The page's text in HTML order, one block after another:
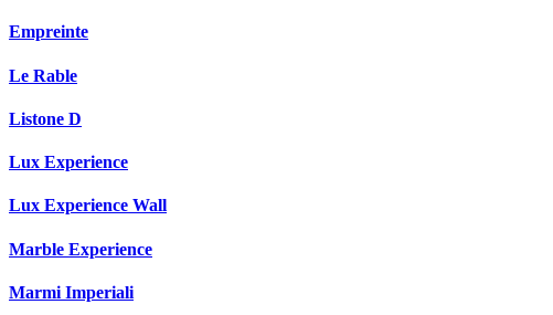
Empreinte
Le Rable
Listone D
Lux Experience
Lux Experience Wall
Marble Experience
Marmi Imperiali